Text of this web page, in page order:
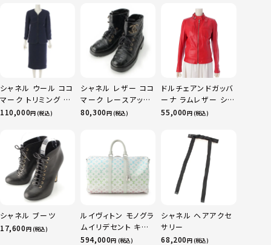
シャネル ウール ココ
マーク トリミング ス
カートセットアップ
110,000円 (税込)
シャネル レザー ココ
マーク レースアップ
マウンテン ショート
80,300円 (税込)
ドルチェアンドガッバ
ーナ ラムレザー シン
グル ライダースジャ
F9182L レッド シル
バー金具 40
55,000円 (税込)
シャネル ブーツ
17,600円 (税込)
ルイヴィトン モノグラ
ムイリデセント キー
ポルバンドリエール
594,000円 (税込)
シャネル ヘアアクセ
サリー
68,200円 (税込)